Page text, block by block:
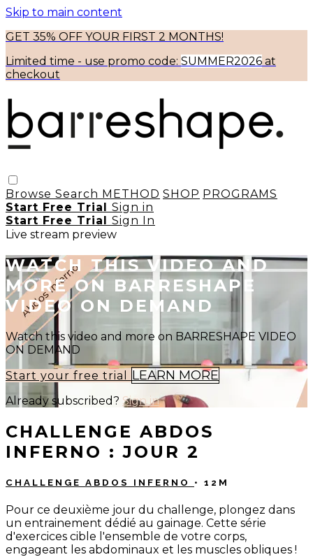
Skip to main content
GET 35% OFF YOUR FIRST 2 MONTHS!
Limited time - use promo code: SUMMER2026 at
checkout
Browse Search METHOD SHOP PROGRAMS
Start Free Trial Sign in
Start Free Trial Sign In
Live stream preview
WATCH THIS VIDEO AND
MORE ON BARRESHAPE
VIDEO ON DEMAND
Watch this video and more on BARRESHAPE VIDEO
ON DEMAND
Start your free trial
LEARN MORE
Already subscribed? Sign in
CHALLENGE ABDOS
INFERNO : JOUR 2
CHALLENGE ABDOS INFERNO • 12M
Pour ce deuxième jour du challenge, plongez dans
un entrainement dédié au gainage. Cette série
d'exercices cible l'ensemble de votre corps,
engageant les abdominaux et les muscles obliques !